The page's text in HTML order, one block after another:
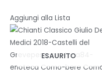
Aggiungi alla Lista
ESAURITO